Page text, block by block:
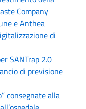
Company
e Anthea
di
SANTrap 2.0
di previsione
consegnate alla